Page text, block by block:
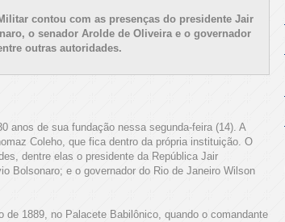
contou com as presenças do presidente Jair
o senador Arolde de Oliveira e o governador
outras autoridades.
anos de sua fundação nessa segunda-feira (14). A
Coleho, que fica dentro da própria instituição. O
dentre elas o presidente da República Jair
Bolsonaro; e o governador do Rio de Janeiro Wilson
1889, no Palacete Babilônico, quando o comandante